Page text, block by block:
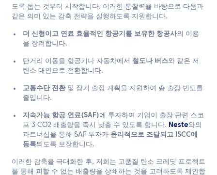
도록 돕는 것부터 시작합니다. 이러한 통찰력을 바탕으로 다음과
같은 의미 있는 감축 전략을 실행하도록 지원합니다.
더 신형이고 연료 효율적인 항공기를 보유한 항공사의 이용
을 장려합니다.
단거리 이동을 항공기나 자동차에서 철도나 버스와 같은 저
탄소 대안으로 전환합니다.
교통수단 전환및 장기 출장 계획을 지원하여 총 출장 빈도를
줄입니다.
지속가능 항공 연료(SAF)에 투자하여 기업이 출장 관련 스코
프 3 CO2 배출량을 즉시 낮출 수 있도록 합니다. Neste와의
파트너십을 통해 SAF 투자가 윤리적으로 조달되고 ISCC에
등록되도록 보장합니다.
이러한 감축을 극대화한 후, 저희는 고품질 탄소 크레딧 프로젝트
를 통해 피할 수 없는 배출량을 상쇄하는 것을 고려하도록 제안합